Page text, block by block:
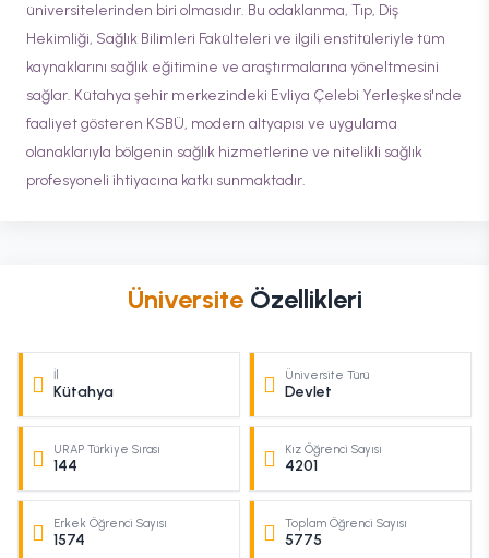
üniversitelerinden biri olmasıdır. Bu odaklanma, Tıp, Diş
Hekimliği, Sağlık Bilimleri Fakülteleri ve ilgili enstitüleriyle tüm
kaynaklarını sağlık eğitimine ve araştırmalarına yöneltmesini
sağlar. Kütahya şehir merkezindeki Evliya Çelebi Yerleşkesi'nde
faaliyet gösteren KSBÜ, modern altyapısı ve uygulama
olanaklarıyla bölgenin sağlık hizmetlerine ve nitelikli sağlık
profesyoneli ihtiyacına katkı sunmaktadır.
Üniversite Özellikleri
İl
Kütahya
Üniversite Türü
Devlet
URAP Türkiye Sırası
144
Kız Öğrenci Sayısı
4201
Erkek Öğrenci Sayısı
1574
Toplam Öğrenci Sayısı
5775